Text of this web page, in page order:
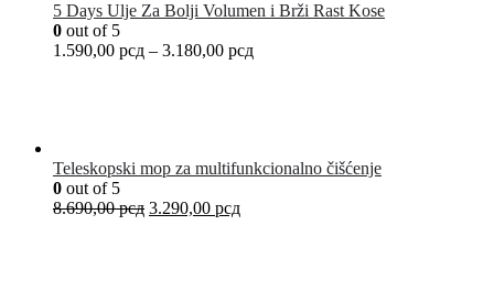
5 Days Ulje Za Bolji Volumen i Brži Rast Kose
0 out of 5
1.590,00 рсд – 3.180,00 рсд
Teleskopski mop za multifunkcionalno čišćenje
0 out of 5
8.690,00рсд 3.290,00 рсд